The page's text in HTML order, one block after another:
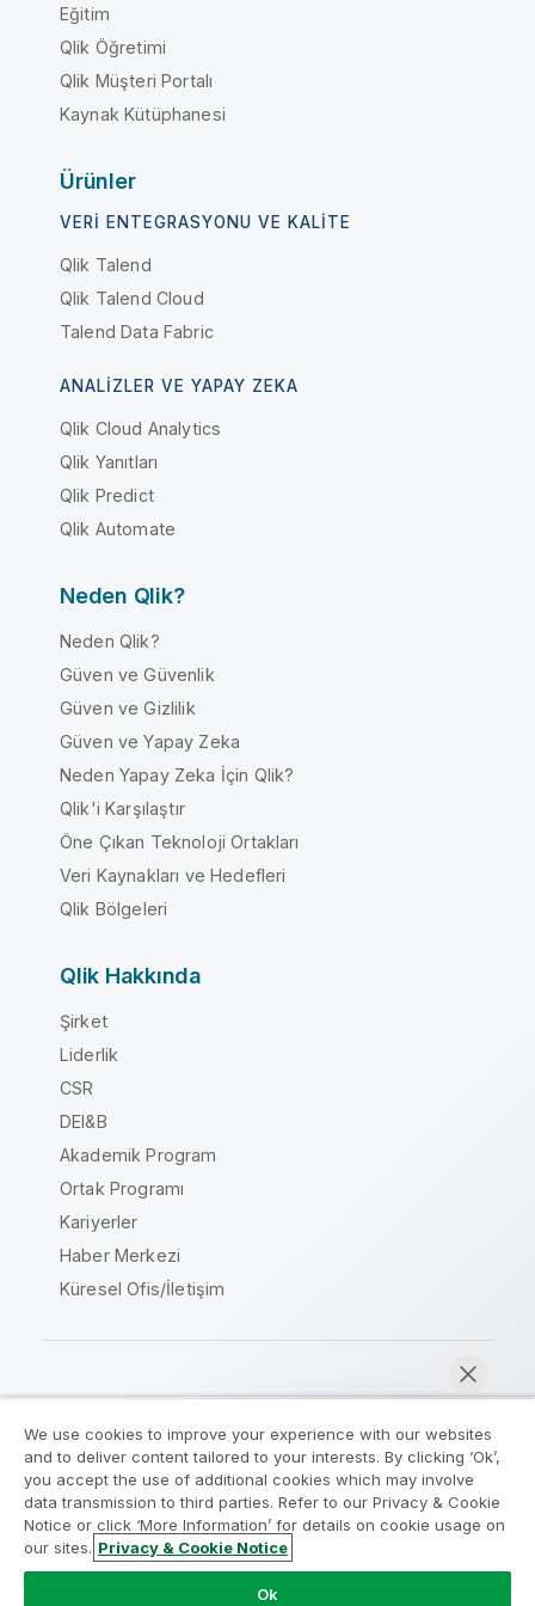
Şimdi sohbet et
Eğitim
Qlik Öğretimi
Qlik Müşteri Portalı
Kaynak Kütüphanesi
Ürünler
VERI ENTEGRASYONU VE KALITE
Qlik Talend
Qlik Talend Cloud
Talend Data Fabric
ANALIZLER VE YAPAY ZEKA
Qlik Cloud Analytics
Qlik Yanıtları
Qlik Predict
Qlik Automate
Neden Qlik?
Neden Qlik?
Güven ve Güvenlik
Güven ve Gizlilik
Güven ve Yapay Zeka
Neden Yapay Zeka İçin Qlik?
Qlik'i Karşılaştır
Öne Çıkan Teknoloji Ortakları
Veri Kaynakları ve Hedefleri
Qlik Bölgeleri
Qlik Hakkında
Şirket
Liderlik
CSR
DEI&B
Akademik Program
Ortak Programı
Kariyerler
Haber Merkezi
Küresel Ofis/İletişim
Yasal sözleşmeler
Ürün Koşulları
Legal Policies
Legal Policies
Kullanım koşulları
Ticari markalar
Do Not Share My Info
We use cookies to improve your experience with our websites
and to deliver content tailored to your interests. By clicking ‘Ok’,
you accept the use of additional cookies which may involve
data transmission to third parties. Refer to our Privacy & Cookie
Notice or click ‘More Information’ for details on cookie usage on
our sites. Privacy & Cookie Notice
Ok